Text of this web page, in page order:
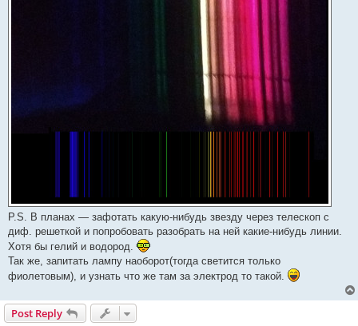
P.S. В планах — зафотать какую-нибудь звезду через телескоп с
диф. решеткой и попробовать разобрать на ней какие-нибудь линии.
Хотя бы гелий и водород.
Так же, запитать лампу наоборот(тогда светится только
фиолетовым), и узнать что же там за электрод то такой.
Post Reply